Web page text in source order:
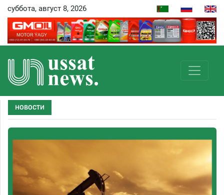
суббота, август 8, 2026
НОВОСТИ